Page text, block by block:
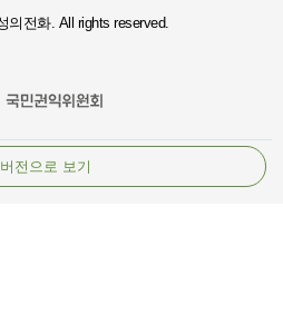
전화. All rights reserved.
전으로 보기